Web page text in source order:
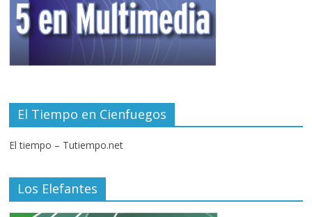
El Tiempo en Cienfuegos
El tiempo – Tutiempo.net
Los Elefantes